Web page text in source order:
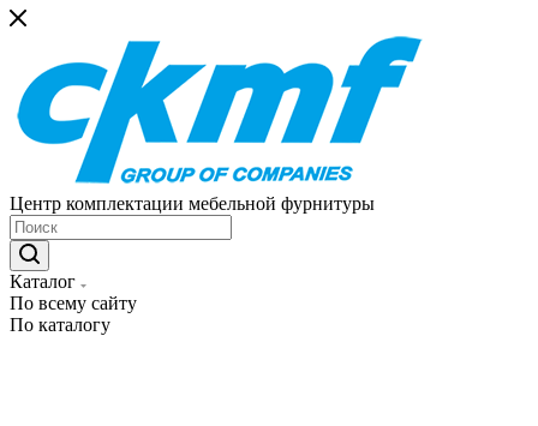
Центр комплектации мебельной фурнитуры
Каталог
По всему сайту
По каталогу